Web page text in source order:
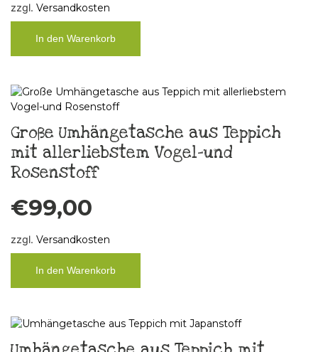
zzgl. Versandkosten
In den Warenkorb
Große Umhängetasche aus Teppich
mit allerliebstem Vogel-und
Rosenstoff
€99,00
zzgl. Versandkosten
In den Warenkorb